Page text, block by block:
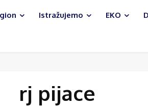
Istražujemo EKO
rj pijace